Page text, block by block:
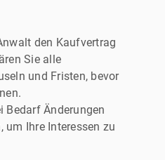
den Kaufvertrag
Sie alle
und Fristen, bevor
Bedarf Änderungen
um Ihre Interessen zu